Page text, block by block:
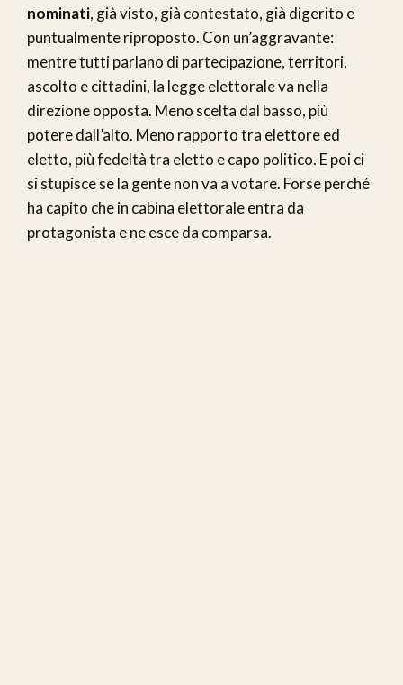
nominati, già visto, già contestato, già digerito e
puntualmente riproposto. Con un’aggravante:
mentre tutti parlano di partecipazione, territori,
ascolto e cittadini, la legge elettorale va nella
direzione opposta. Meno scelta dal basso, più
potere dall’alto. Meno rapporto tra elettore ed
eletto, più fedeltà tra eletto e capo politico. E poi ci
si stupisce se la gente non va a votare. Forse perché
ha capito che in cabina elettorale entra da
protagonista e ne esce da comparsa.